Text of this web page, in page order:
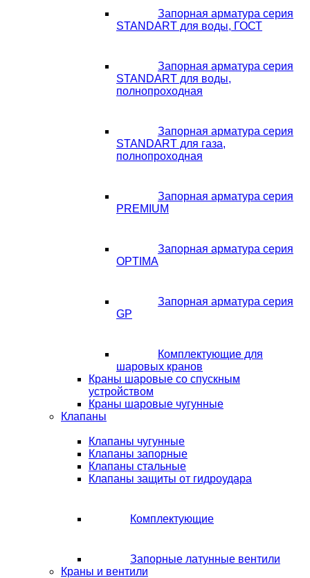
Запорная арматура серия
STANDART для воды, ГОСТ
Запорная арматура серия
STANDART для воды,
полнопроходная
Запорная арматура серия
STANDART для газа,
полнопроходная
Запорная арматура серия
PREMIUM
Запорная арматура серия
OPTIMA
Запорная арматура серия
GP
Комплектующие для
шаровых кранов
Краны шаровые со спускным
устройством
Краны шаровые чугунные
Клапаны
Клапаны чугунные
Клапаны запорные
Клапаны стальные
Клапаны защиты от гидроудара
Комплектующие
Запорные латунные вентили
Краны и вентили